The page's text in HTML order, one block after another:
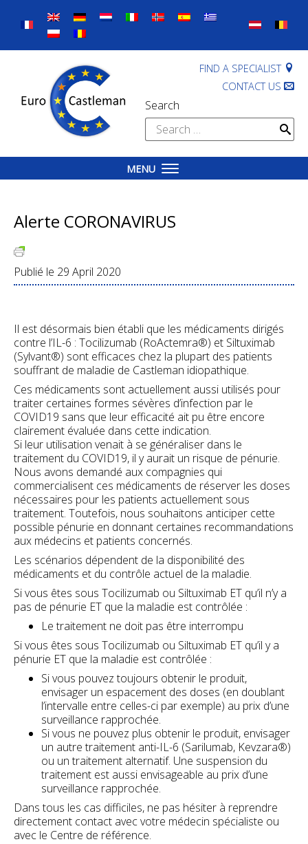
content
FIND A SPECIALIST
CONTACT US
Search
Search
for:
MENU
Alerte CORONAVIRUS
Publié le 29 April 2020
Il est désormais bien établi que les médicaments dirigés
contre l’IL-6 : Tocilizumab (RoActemra®) et Siltuximab
(Sylvant®) sont efficaces chez la plupart des patients
souffrant de maladie de Castleman idiopathique.
Ces médicaments sont actuellement aussi utilisés pour
traiter certaines formes sévères d’infection par le
COVID19 sans que leur efficacité ait pu être encore
clairement évaluée dans cette indication.
Si leur utilisation venait à se généraliser dans le
traitement du COVID19, il y aurait un risque de pénurie.
Nous avons demandé aux compagnies qui
commercialisent ces médicaments de réserver les doses
nécessaires pour les patients actuellement sous
traitement. Toutefois, nous souhaitons anticiper cette
possible pénurie en donnant certaines recommandations
aux médecins et patients concernés.
Les scénarios dépendent de la disponibilité des
médicaments et du contrôle actuel de la maladie.
Si vous êtes sous Tocilizumab ou Siltuximab ET qu’il n’y a
pas de pénurie ET que la maladie est contrôlée :
Le traitement ne doit pas être interrompu
Si vous êtes sous Tocilizumab ou Siltuximab ET qu’il y a
pénurie ET que la maladie est contrôlée :
Si vous pouvez toujours obtenir le produit,
envisager un espacement des doses (en doublant
l’intervalle entre celles-ci par exemple) au prix d’une
surveillance rapprochée.
Si vous ne pouvez plus obtenir le produit, envisager
un autre traitement anti-IL-6 (Sarilumab, Kevzara®)
ou un traitement alternatif. Une suspension du
traitement est aussi envisageable au prix d’une
surveillance rapprochée.
Dans tous les cas difficiles, ne pas hésiter à reprendre
directement contact avec votre médecin spécialiste ou
avec le Centre de référence.